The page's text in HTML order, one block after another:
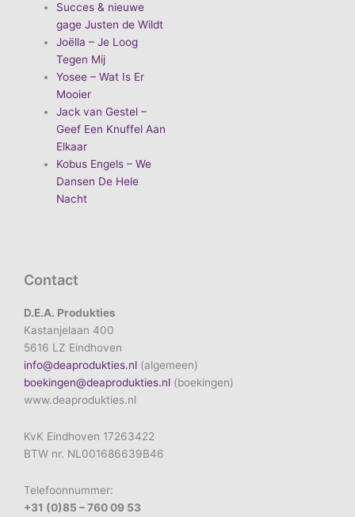
Succes & nieuwe
gage Justen de Wildt
Joëlla – Je Loog
Tegen Mij
Yosee – Wat Is Er
Mooier
Jack van Gestel –
Geef Een Knuffel Aan
Elkaar
Kobus Engels – We
Dansen De Hele
Nacht
Contact
D.E.A. Produkties
Kastanjelaan 400
5616 LZ Eindhoven
info@deaprodukties.nl (algemeen)
boekingen@deaprodukties.nl (boekingen)
www.deaprodukties.nl
KvK Eindhoven 17263422
BTW nr. NL001686639B46
Telefoonnummer:
+31 (0)85 – 760 09 53